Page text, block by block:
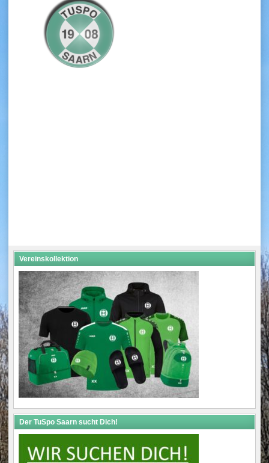
Vereinskollektion
Der TuSpo Saarn sucht Dich!